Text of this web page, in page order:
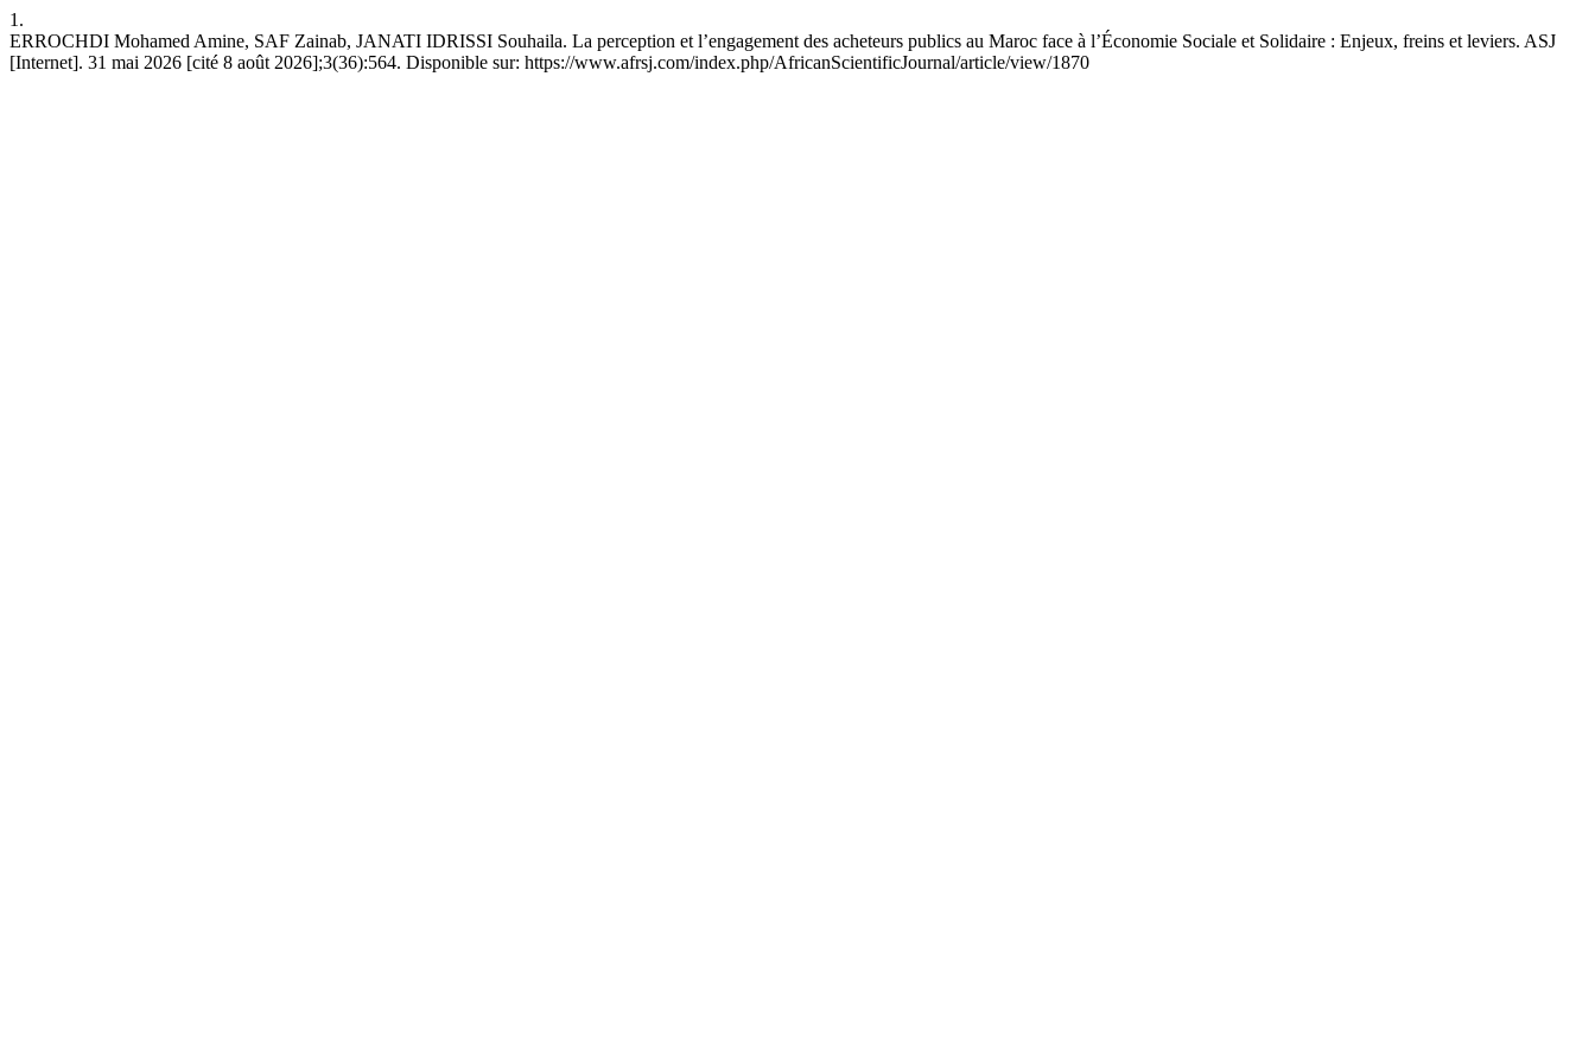
1.
ERROCHDI Mohamed Amine, SAF Zainab, JANATI IDRISSI Souhaila. La perception et l’engagement des acheteurs publics au Maroc face à l’Économie Sociale et Solidaire : Enjeux, freins et leviers. ASJ
[Internet]. 31 mai 2026 [cité 8 août 2026];3(36):564. Disponible sur: https://www.afrsj.com/index.php/AfricanScientificJournal/article/view/1870